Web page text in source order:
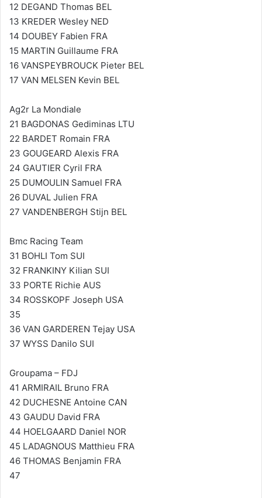
12 DEGAND Thomas BEL
13 KREDER Wesley NED
14 DOUBEY Fabien FRA
15 MARTIN Guillaume FRA
16 VANSPEYBROUCK Pieter BEL
17 VAN MELSEN Kevin BEL
Ag2r La Mondiale
21 BAGDONAS Gediminas LTU
22 BARDET Romain FRA
23 GOUGEARD Alexis FRA
24 GAUTIER Cyril FRA
25 DUMOULIN Samuel FRA
26 DUVAL Julien FRA
27 VANDENBERGH Stijn BEL
Bmc Racing Team
31 BOHLI Tom SUI
32 FRANKINY Kilian SUI
33 PORTE Richie AUS
34 ROSSKOPF Joseph USA
35
36 VAN GARDEREN Tejay USA
37 WYSS Danilo SUI
Groupama – FDJ
41 ARMIRAIL Bruno FRA
42 DUCHESNE Antoine CAN
43 GAUDU David FRA
44 HOELGAARD Daniel NOR
45 LADAGNOUS Matthieu FRA
46 THOMAS Benjamin FRA
47